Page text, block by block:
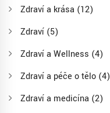
Zdraví a krása (12)
Zdraví (5)
Zdraví a Wellness (4)
Zdraví a péče o tělo (4)
Zdraví a medicína (2)